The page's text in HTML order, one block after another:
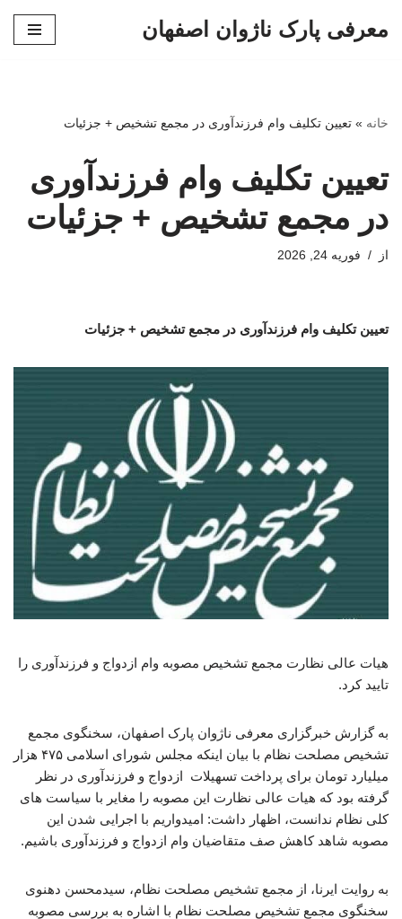
معرفی پارک ناژوان اصفهان
خانه » تعیین تکلیف وام فرزندآوری در مجمع تشخیص + جزئیات
تعیین تکلیف وام فرزندآوری
در مجمع تشخیص + جزئیات
از فوریه 24, 2026
تعیین تکلیف وام فرزندآوری در مجمع تشخیص + جزئیات
هیات عالی نظارت مجمع تشخیص مصوبه وام ازدواج و فرزندآوری را
تایید کرد.
به گزارش خبرگزاری معرفی ناژوان پارک اصفهان، سخنگوی مجمع
تشخیص مصلحت نظام با بیان اینکه مجلس شورای اسلامی ۴۷۵ هزار
میلیارد تومان برای پرداخت تسهیلات ازدواج و فرزندآوری در نظر
گرفته بود که هیات عالی نظارت این مصوبه را مغایر با سیاست های
کلی نظام ندانست، اظهار داشت: امیدواریم با اجرایی شدن این
مصوبه شاهد کاهش صف متقاضیان وام ازدواج و فرزندآوری باشیم.
به روایت ایرنا، از مجمع تشخیص مصلحت نظام، سیدمحسن دهنوی
سخنگوی مجمع تشخیص مصلحت نظام با اشاره به بررسی مصوبه